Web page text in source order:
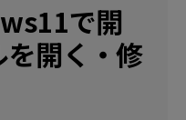
で開
開く・修